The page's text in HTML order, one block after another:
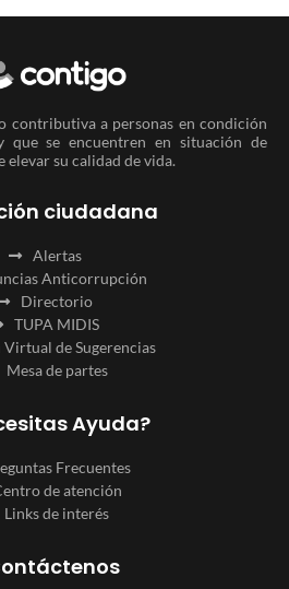
contributiva a personas en condición
que se encuentren en situación de
elevar su calidad de vida.
ciudadana
Alertas
Anticorrupción
Directorio
TUPA MIDIS
Virtual de Sugerencias
Mesa de partes
Ayuda?
Frecuentes
de atención
Links de interés